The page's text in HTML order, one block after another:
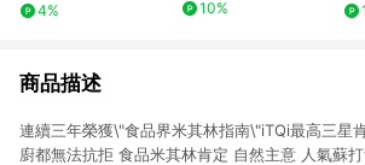
4%
10%
商品描述
連續三年榮獲\"食品界米其林指南\"iTQi最高三星
廚都無法抗拒 食品米其林肯定 自然主意 人氣蘇